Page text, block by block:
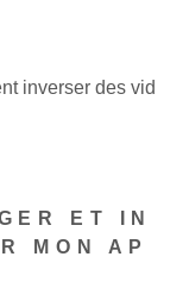
inverser des vid
ET IN
MON AP